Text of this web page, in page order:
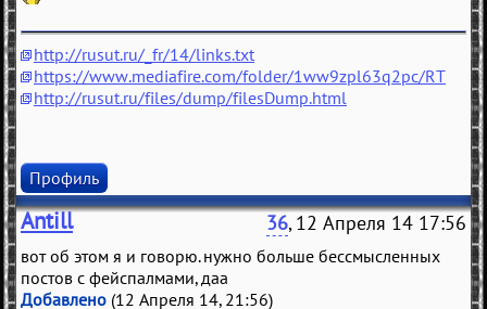
http://rusut.ru/_fr/14/links.txt
https://www.mediafire.com/folder/1ww9zpl63q2pc/RT
http://rusut.ru/files/dump/filesDump.html
Профиль
Antill 36, 12 Апреля 14 17:56
вот об этом я и говорю. нужно больше бессмысленных
постов с фейспалмами, даа
Добавлено (12 Апреля 14, 21:56)